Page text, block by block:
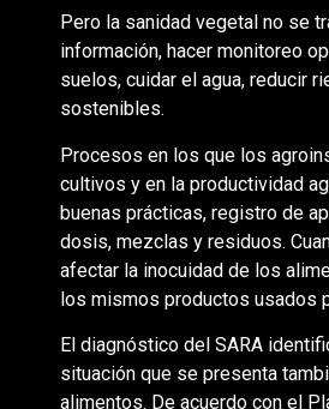
Pero la sanidad vegetal no se
información, hacer monitoreo
suelos, cuidar el agua, reducir
sostenibles.
Procesos en los que los
cultivos y en la productividad
buenas prácticas, registro de
dosis, mezclas y residuos.
afectar la inocuidad de los
los mismos productos usados
El diagnóstico del SARA
situación que se presenta
alimentos. De acuerdo con el